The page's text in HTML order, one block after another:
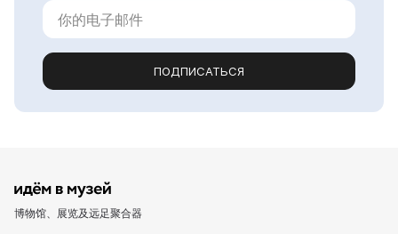
ПОДПИСАТЬСЯ
博物馆、展览及远足聚合器